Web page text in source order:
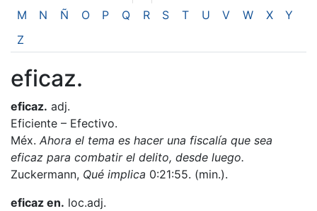
M
N Ñ O P Q R S T U V W X
Y
Z
eficaz.
eficaz. adj.
Eficiente – Efectivo.
Méx. Ahora el tema es hacer una fiscalía que sea
eficaz para combatir el delito, desde luego.
Zuckermann, Qué implica 0:21:55. (min.).
eficaz en. loc.adj.